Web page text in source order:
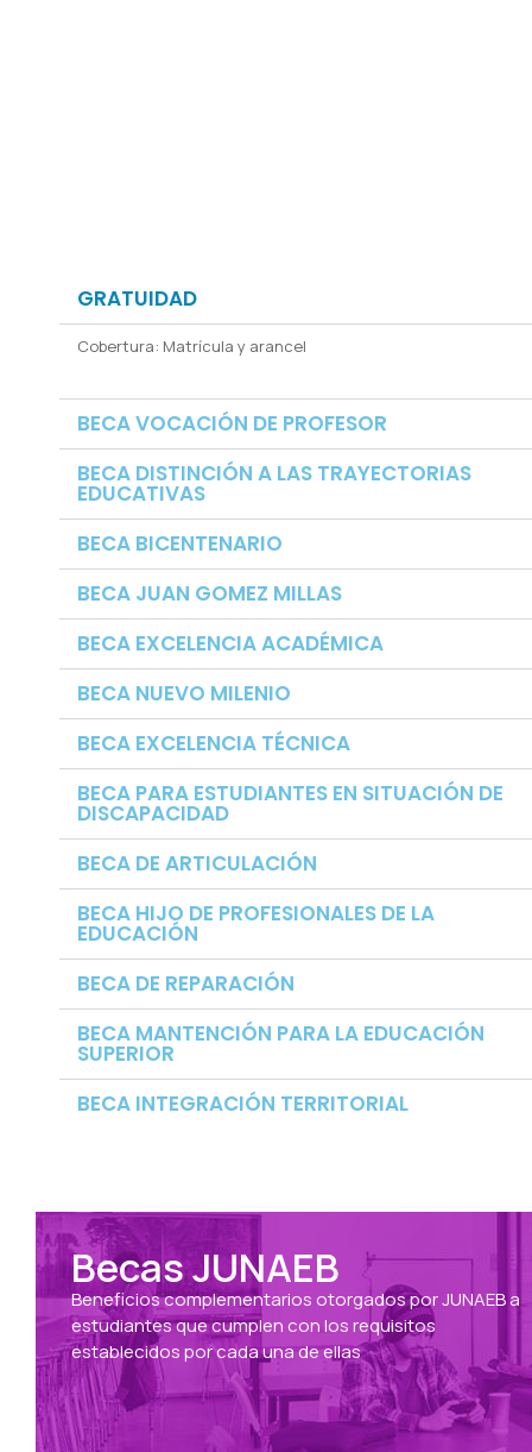
GRATUIDAD
Cobertura: Matrícula y arancel
BECA VOCACIÓN DE PROFESOR
BECA DISTINCIÓN A LAS TRAYECTORIAS
EDUCATIVAS
BECA BICENTENARIO
BECA JUAN GOMEZ MILLAS
BECA EXCELENCIA ACADÉMICA
BECA NUEVO MILENIO
BECA EXCELENCIA TÉCNICA
BECA PARA ESTUDIANTES EN SITUACIÓN DE
DISCAPACIDAD
BECA DE ARTICULACIÓN
BECA HIJO DE PROFESIONALES DE LA
EDUCACIÓN
BECA DE REPARACIÓN
BECA MANTENCIÓN PARA LA EDUCACIÓN
SUPERIOR
BECA INTEGRACIÓN TERRITORIAL
Becas JUNAEB
Beneficios complementarios otorgados por JUNAEB a
estudiantes que cumplen con los requisitos
establecidos por cada una de ellas